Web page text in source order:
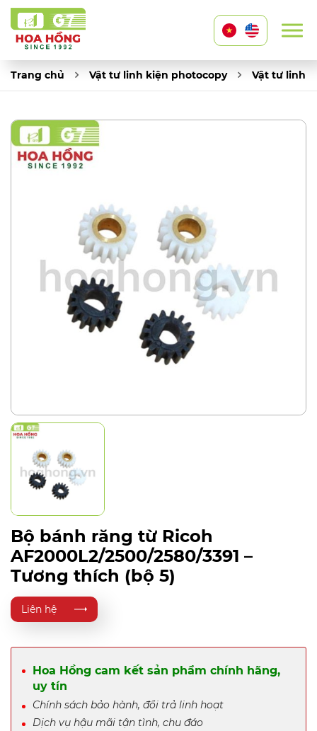
Trang chủ Vật tư linh kiện photocopy Vật tư linh
Bộ bánh răng từ Ricoh
AF2000L2/2500/2580/3391 –
Tương thích (bộ 5)
Liên hệ
Hoa Hồng cam kết sản phẩm chính hãng,
uy tín
Chính sách bảo hành, đổi trả linh hoạt
Dịch vụ hậu mãi tận tình, chu đáo